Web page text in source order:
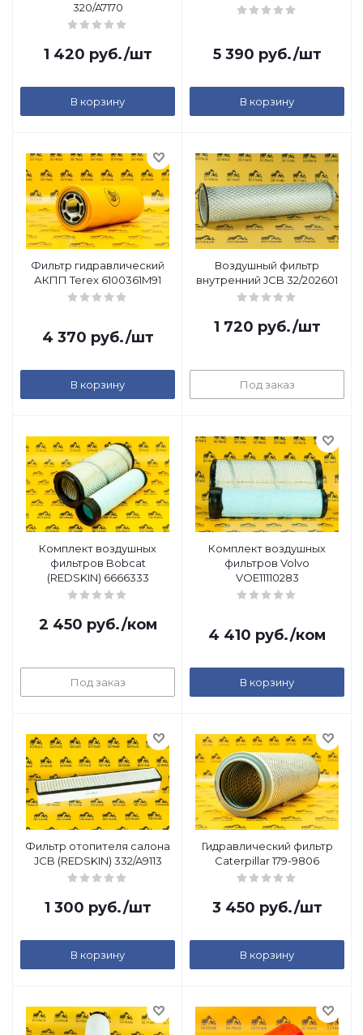
320/A7170
1 420 руб./шт
В корзину
5 390 руб./шт
В корзину
Фильтр гидравлический
АКПП Terex 6100361M91
4 370 руб./шт
В корзину
Воздушный фильтр
внутренний JCB 32/202601
1 720 руб./шт
Под заказ
Комплект воздушных
фильтров Bobcat
(REDSKIN) 6666333
2 450 руб./ком
Под заказ
Комплект воздушных
фильтров Volvo
VOE11110283
4 410 руб./ком
В корзину
Фильтр отопителя салона
JCB (REDSKIN) 332/A9113
1 300 руб./шт
В корзину
Гидравлический фильтр
Caterpillar 179-9806
3 450 руб./шт
В корзину